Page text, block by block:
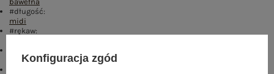
#długość:
midi
#rękaw:
okrągły
Konfiguracja zgód